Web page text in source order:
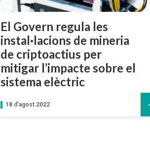
El Govern regula les
instal·lacions de mineria
de criptoactius per
mitigar l’impacte sobre el
sistema elèctric
18 d'agost 2022